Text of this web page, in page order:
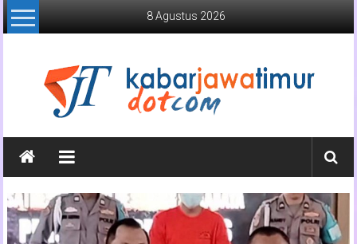
Lompat
ke
8 Agustus 2026
Kabar
Jawa
Timur
Media